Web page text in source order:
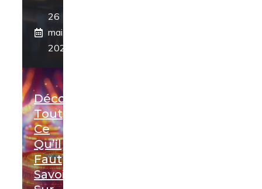
26
mai
2024
Découvrez
Tout
Ce
Qu’il
Faut
Savoir